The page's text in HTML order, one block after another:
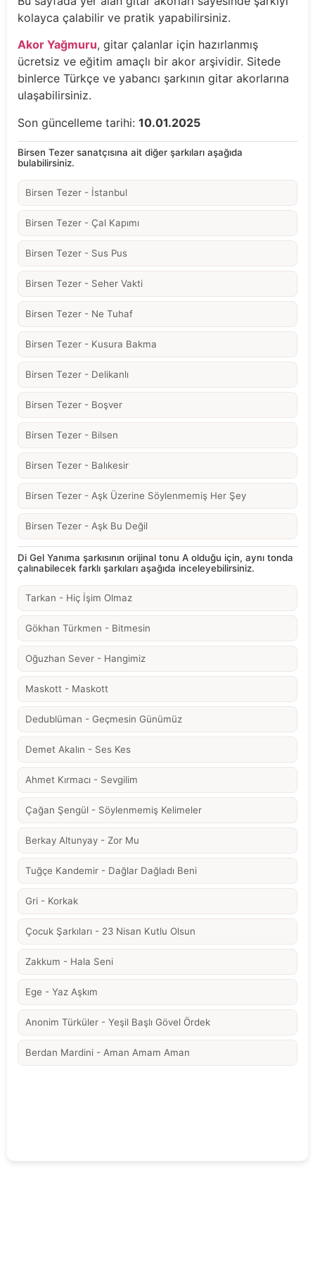
kolayca çalabilir ve pratik yapabilirsiniz.
Akor Yağmuru, gitar çalanlar için hazırlanmış
ücretsiz ve eğitim amaçlı bir akor arşividir. Sitede
binlerce Türkçe ve yabancı şarkının gitar akorlarına
ulaşabilirsiniz.
Son güncelleme tarihi: 10.01.2025
Birsen Tezer sanatçısına ait diğer şarkıları aşağıda
bulabilirsiniz.
Birsen Tezer - İstanbul
Birsen Tezer - Çal Kapımı
Birsen Tezer - Sus Pus
Birsen Tezer - Seher Vakti
Birsen Tezer - Ne Tuhaf
Birsen Tezer - Kusura Bakma
Birsen Tezer - Delikanlı
Birsen Tezer - Boşver
Birsen Tezer - Bilsen
Birsen Tezer - Balıkesir
Birsen Tezer - Aşk Üzerine Söylenmemiş Her Şey
Birsen Tezer - Aşk Bu Değil
Di Gel Yanıma şarkısının orijinal tonu A olduğu için, aynı tonda
çalınabilecek farklı şarkıları aşağıda inceleyebilirsiniz.
Tarkan - Hiç İşim Olmaz
Gökhan Türkmen - Bitmesin
Oğuzhan Sever - Hangimiz
Maskott - Maskott
Dedublüman - Geçmesin Günümüz
Demet Akalın - Ses Kes
Ahmet Kırmacı - Sevgilim
Çağan Şengül - Söylenmemiş Kelimeler
Berkay Altunyay - Zor Mu
Tuğçe Kandemir - Dağlar Dağladı Beni
Gri - Korkak
Çocuk Şarkıları - 23 Nisan Kutlu Olsun
Zakkum - Hala Seni
Ege - Yaz Aşkım
Anonim Türküler - Yeşil Başlı Gövel Ördek
Berdan Mardini - Aman Amam Aman